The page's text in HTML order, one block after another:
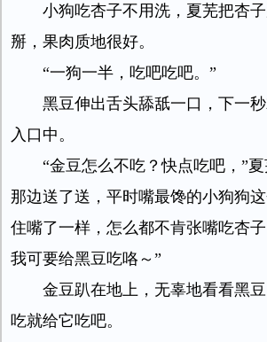
小狗吃杏子不用洗，夏芜把杏
掰，果肉质地很好。
“一狗一半，吃吧吃吧。”
黑豆伸出舌头舔舐一口，下一
入口中。
“金豆怎么不吃？快点吃吧，”
那边送了送，平时嘴最馋的小狗狗
住嘴了一样，怎么都不肯张嘴吃杏
我可要给黑豆吃咯～”
金豆趴在地上，无辜地看看黑
吃就给它吃吧。